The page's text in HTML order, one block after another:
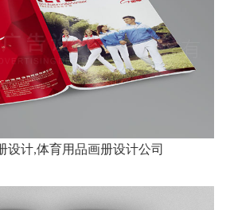
设计,体育用品画册设计公司